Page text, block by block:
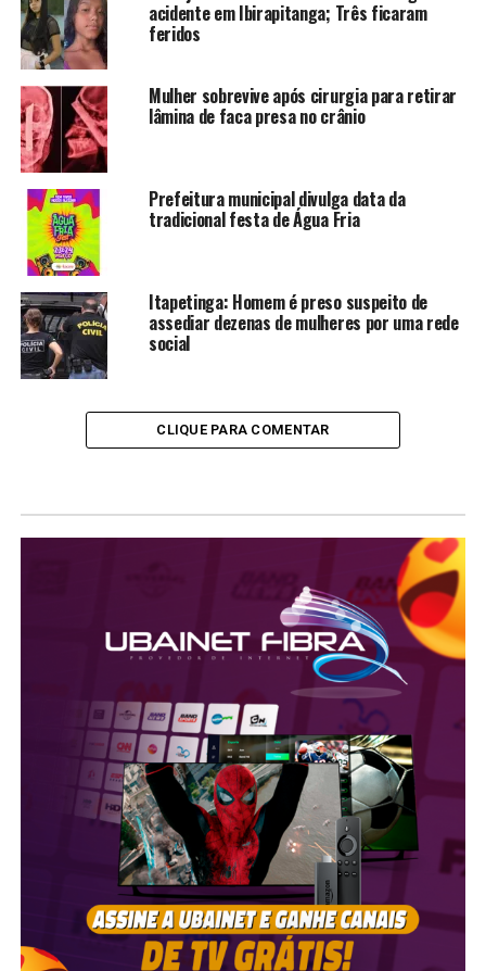
acidente em Ibirapitanga; Três ficaram
feridos
Mulher sobrevive após cirurgia para retirar
lâmina de faca presa no crânio
Prefeitura municipal divulga data da
tradicional festa de Água Fria
Itapetinga: Homem é preso suspeito de
assediar dezenas de mulheres por uma rede
social
CLIQUE PARA COMENTAR